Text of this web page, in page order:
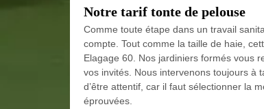
Notre tarif tonte de pelouse
Comme toute étape dans un travail
compte. Tout comme la taille de haie,
Elagage 60. Nos jardiniers formés vous
vos invités. Nous intervenons toujours à
d’être attentif, car il faut sélectionner la
éprouvées.